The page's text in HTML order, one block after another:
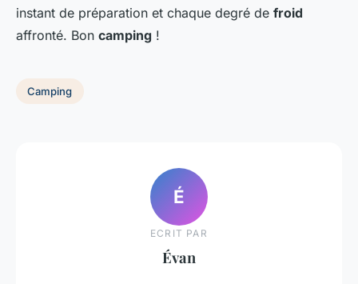
instant de préparation et chaque degré de froid
affronté. Bon camping !
Camping
É
ECRIT PAR
Évan